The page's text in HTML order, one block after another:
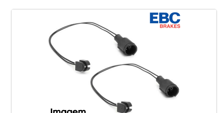
Continuar a comprar